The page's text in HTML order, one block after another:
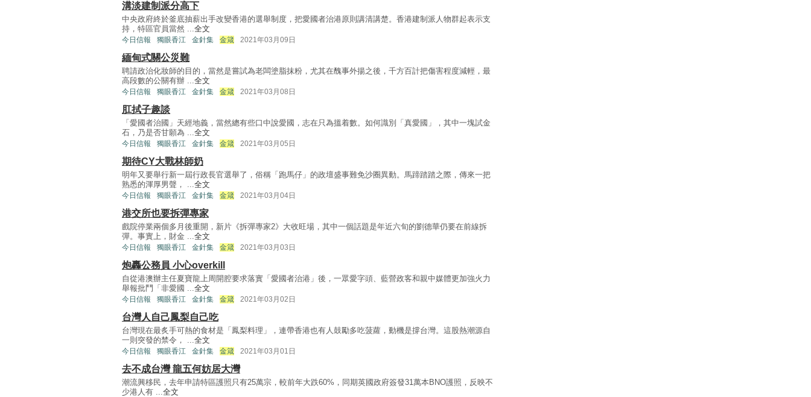
溝淡建制派分高下
中央政府終於釜底抽薪出手改變香港的選舉制度，把愛國者治港原則講清講楚。香港建制派人物群起表示支
持，特區官員當然 ...全文
今日信報 獨眼香江 金針集 金箴 2021年03月09日
緬甸式關公災難
聘請政治化妝師的目的，當然是嘗試為老闆塗脂抹粉，尤其在醜事外揚之後，千方百計把傷害程度減輕，最
高段數的公關有辦 ...全文
今日信報 獨眼香江 金針集 金箴 2021年03月08日
肛拭子趣談
「愛國者治國」天經地義，當然總有些口中說愛國，志在只為搵着數。如何識別「真愛國」，其中一塊試金
石，乃是否甘願為 ...全文
今日信報 獨眼香江 金針集 金箴 2021年03月05日
期待CY大戰林師奶
明年又要舉行新一屆行政長官選舉了，俗稱「跑馬仔」的政壇盛事難免沙圈異動。馬蹄踏踏之際，傳來一把
熟悉的渾厚男聲， ...全文
今日信報 獨眼香江 金針集 金箴 2021年03月04日
港交所也要拆彈專家
戲院停業兩個多月後重開，新片《拆彈專家2》大收旺場，其中一個話題是年近六旬的劉德華仍要在前線拆
彈。事實上，財金 ...全文
今日信報 獨眼香江 金針集 金箴 2021年03月03日
炮轟公務員 小心overkill
自從港澳辦主任夏寶龍上周開腔要求落實「愛國者治港」後，一眾愛字頭、藍營政客和親中媒體更加強火力
舉報批鬥「非愛國 ...全文
今日信報 獨眼香江 金針集 金箴 2021年03月02日
台灣人自己鳳梨自己吃
台灣現在最炙手可熱的食材是「鳳梨料理」，連帶香港也有人鼓勵多吃菠蘿，動機是撐台灣。這股熱潮源自
一則突發的禁令， ...全文
今日信報 獨眼香江 金針集 金箴 2021年03月01日
去不成台灣 龍五何妨居大灣
潮流興移民，去年申請特區護照只有25萬宗，較前年大跌60%，同期英國政府簽發31萬本BNO護照，反映不
少港人有 ...全文